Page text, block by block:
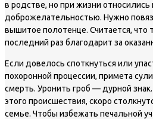
в родстве, но при жизни относились
доброжелательностью. Нужно
вышитое полотенце. Считается, что
последний раз благодарит за
Если довелось споткнуться или
похоронной процессии, примета
смерть. Уронить гроб — дурной
этого происшествия, скоро
семье. Чтобы избежать печальной